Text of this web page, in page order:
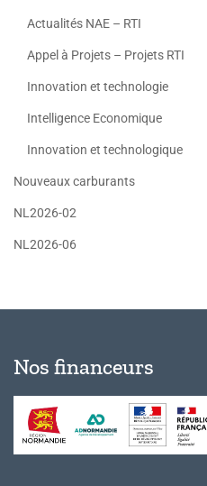
Actualités NAE – RTI
Appel à Projets – Projets RTI
Innovation et technologie
Intelligence Economique
Innovation et technologique
Nouveaux carburants
NL2026-02
NL2026-06
Nos financeurs